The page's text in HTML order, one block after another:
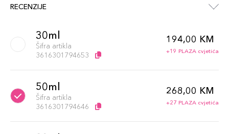
RECENZIJE
30ml
Šifra artikla
3616301794653
194,00 KM
+19 PLAZA cvjetića
50ml
Šifra artikla
3616301794646
268,00 KM
+27 PLAZA cvjetića